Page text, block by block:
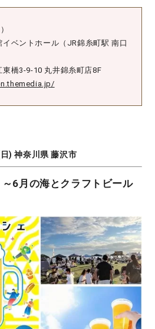
ベントホール（JR錦糸町駅 南口
橋3-9-10 丸井錦糸町店8F
) 神奈川県 藤沢市
6月の海とクラフトビール